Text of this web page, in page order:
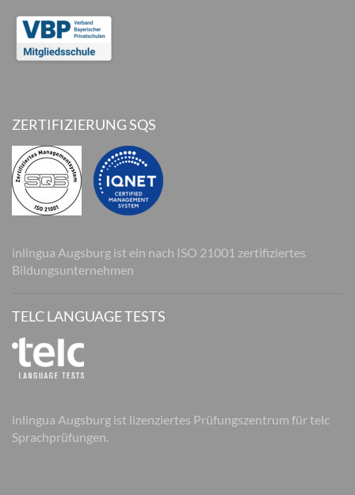
ZERTIFIZIERUNG SQS
inlingua Augsburg ist ein nach ISO 21001 zertifiziertes
Bildungsunternehmen
TELC LANGUAGE TESTS
inlingua Augsburg ist lizenziertes Prüfungszentrum für telc
Sprachprüfungen.